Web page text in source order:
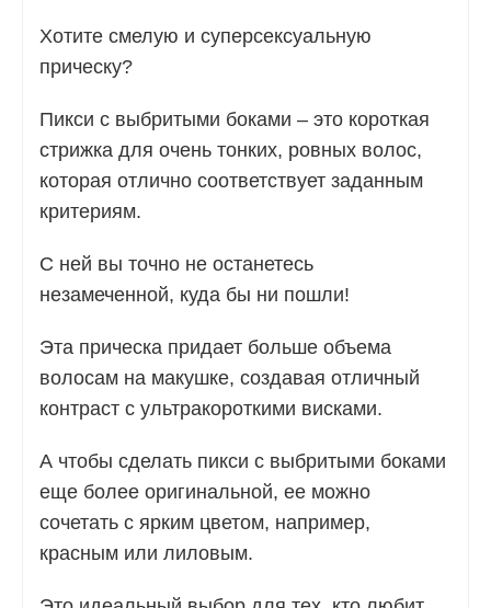
Хотите смелую и суперсексуальную
прическу?
Пикси с выбритыми боками – это короткая
стрижка для очень тонких, ровных волос,
которая отлично соответствует заданным
критериям.
С ней вы точно не останетесь
незамеченной, куда бы ни пошли!
Эта прическа придает больше объема
волосам на макушке, создавая отличный
контраст с ультракороткими висками.
А чтобы сделать пикси с выбритыми боками
еще более оригинальной, ее можно
сочетать с ярким цветом, например,
красным или лиловым.